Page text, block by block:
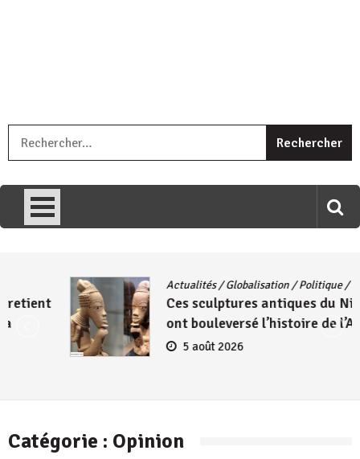
umariye umuryango wawe canke igihugu cakwibarutse .Wewe
Actualités Globalisation/Politique/Société
Ces sculptures antiques du Nigeria qui
ont bouleversé l’histoire de l’Afrique
5 août 2026
Catégorie : Opinion